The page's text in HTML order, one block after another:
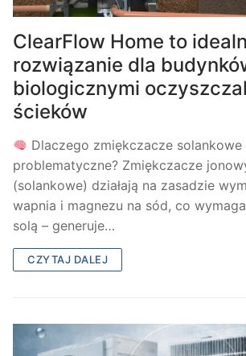
ClearFlow Home to
rozwiązanie dla
biologicznymi
ścieków
Dlaczego zmiękczacze solankowe
problematyczne? Zmiękczacze
(solankowe) działają na zasadzie
wapnia i magnezu na sód, co
solą – generuje…
CZYTAJ DALEJ